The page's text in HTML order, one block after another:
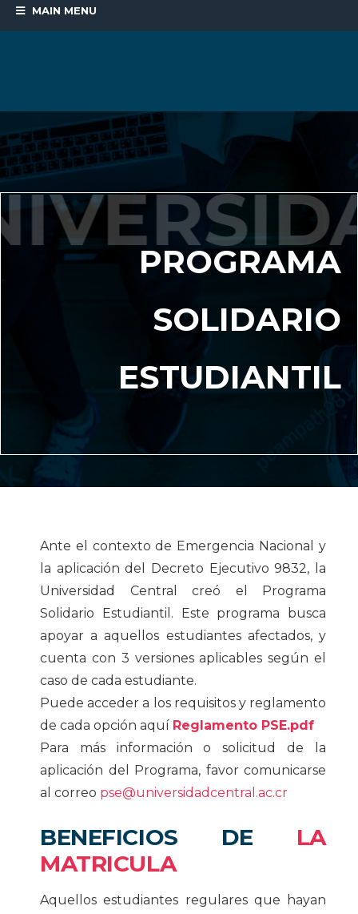
MAIN MENU
PROGRAMA
SOLIDARIO
ESTUDIANTIL
Ante el contexto de Emergencia Nacional y
la aplicación del Decreto Ejecutivo 9832, la
Universidad Central creó el Programa
Solidario Estudiantil. Este programa busca
apoyar a aquellos estudiantes afectados, y
cuenta con 3 versiones aplicables según el
caso de cada estudiante.
Puede acceder a los requisitos y reglamento
de cada opción aquí Reglamento PSE.pdf
Para más información o solicitud de la
aplicación del Programa, favor comunicarse
al correo pse@universidadcentral.ac.cr
BENEFICIOS DE
LA
MATRICULA
Aquellos estudiantes regulares que hayan